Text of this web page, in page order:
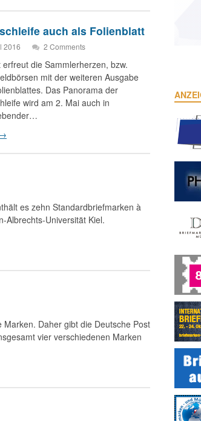
auch als Folienblatt
2016 2 Comments
erfreut die Sammlerherzen, bzw.
mit der weiteren Ausgabe
Das Panorama der
wird am 2. Mai auch in
es zehn Standardbriefmarken à
Albrechts-Universität Kiel.
Daher gibt die Deutsche Post
vier verschiedenen Marken